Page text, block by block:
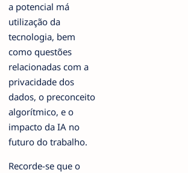
a potencial má
utilização da
tecnologia, bem
como questões
relacionadas com a
privacidade dos
dados, o preconceito
algorítmico, e o
impacto da IA no
futuro do trabalho.
Recorde-se que o